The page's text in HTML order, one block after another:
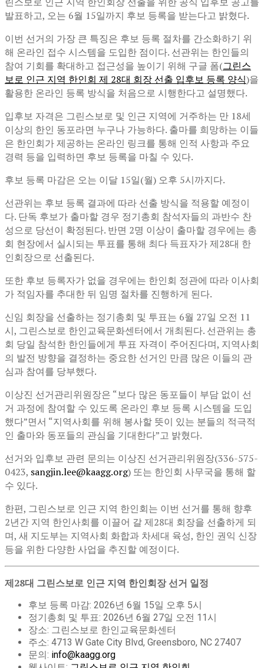
발표하고, 오는 6월 15일까지 후보 등록을 받는다고 밝혔다.
이번 선거의 가장 큰 특징은 후보 등록 절차를 간소화하기 위
해 온라인 접수 시스템을 도입한 점이다. 선관위는 한인들의
참여 기회를 확대하고 접근성을 높이기 위해 구글 폼(그린스
보로 인근 지역 한인회 제 28대 회장 선출 입후보 등록 양식)을
활용한 온라인 등록 방식을 처음으로 시행한다고 설명했다.
입후보 자격은 그린스보로 및 인근 지역에 거주하는 만 18세
이상의 한인 동포라면 누구나 가능하다. 출마를 희망하는 이들
은 한인회가 제공하는 온라인 링크를 통해 인적 사항과 주요
경력 등을 입력하면 후보 등록을 마칠 수 있다.
후보 등록 마감은 오는 이달 15일(월) 오후 5시까지다.
선관위는 후보 등록 결과에 따라 선출 방식을 적용할 예정이
다. 단독 후보가 출마할 경우 정기총회 참석자들의 과반수 찬
성으로 당선이 확정된다. 반면 2명 이상이 출마할 경우에는 총
회 현장에서 실시되는 투표를 통해 최다 득표자가 제28대 한
인회장으로 선출된다.
또한 후보 등록자가 없을 경우에는 한인회 정관에 따라 이사회
가 적임자를 추대한 뒤 임명 절차를 진행하게 된다.
신임 회장을 선출하는 정기총회 및 투표는 6월 27일 오전 11
시, 그린스보로 한인교육문화센터에서 개최된다. 선관위는 총
회 당일 참석한 한인들에게 투표 자격이 주어진다며, 지역사회
의 발전 방향을 결정하는 중요한 선거인 만큼 많은 이들의 관
심과 참여를 당부했다.
이상진 선거관리위원장은 “보다 많은 동포들이 부담 없이 선
거 과정에 참여할 수 있도록 온라인 후보 등록 시스템을 도입
했다”면서 “지역사회를 위해 봉사할 뜻이 있는 분들의 적극적
인 출마와 동포들의 관심을 기대한다”고 밝혔다.
선거와 입후보 관련 문의는 이상진 선거관리위원장(336-575-
0423, sangjin.lee@kaagg.org) 또는 한인회 사무국을 통해 할
수 있다.
한편, 그린스보로 인근 지역 한인회는 이번 선거를 통해 향후
2년간 지역 한인사회를 이끌어 갈 제28대 회장을 선출하게 되
며, 새 지도부는 지역사회 화합과 차세대 육성, 한인 권익 신장
등을 위한 다양한 사업을 추진할 예정이다.
제28대 그린스보로 인근 지역 한인회장 선거 일정
후보 등록 마감: 2026년 6월 15일 오후 5시
정기총회 및 투표: 2026년 6월 27일 오전 11시
장소: 그린스보로 한인교육문화센터
주소: 4713 W Gate City Blvd, Greensboro, NC 27407
문의: info@kaagg.org